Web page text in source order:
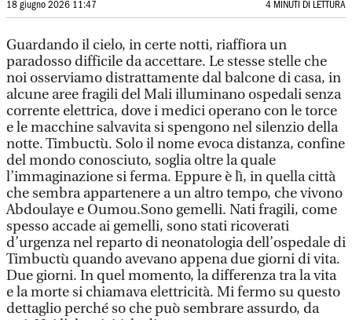
18 giugno 2026 11:47 4 MINUTI DI LETTURA
Guardando il cielo, in certe notti, riaffiora un
paradosso difficile da accettare. Le stesse stelle che
noi osserviamo distrattamente dal balcone di casa, in
alcune aree fragili del Mali illuminano ospedali senza
corrente elettrica, dove i medici operano con le torce
e le macchine salvavita si spengono nel silenzio della
notte. Timbuctù. Solo il nome evoca distanza, confine
del mondo conosciuto, soglia oltre la quale
l’immaginazione si ferma. Eppure è lì, in quella città
che sembra appartenere a un altro tempo, che vivono
Abdoulaye e Oumou.Sono gemelli. Nati fragili, come
spesso accade ai gemelli, sono stati ricoverati
d’urgenza nel reparto di neonatologia dell’ospedale di
Timbuctù quando avevano appena due giorni di vita.
Due giorni. In quel momento, la differenza tra la vita
e la morte si chiamava elettricità. Mi fermo su questo
dettaglio perché so che può sembrare assurdo, da